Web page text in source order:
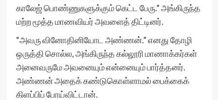
காலேஜ் பொண்ணுகளுக்கும் கெட்ட பேரு.” அங்கிருந்த
மற்ற மூத்த மாணவியர் அவளைத் திட்டினர்.
“அவரு வினோதினியோட அண்ணன்.” எனது தோழி
ஒருத்தி சொல்ல, அங்கிருந்த கல்லூரி மாணாக்கர்கள்
அனைவருமே அவனையும் என்னையும் பார்த்தனர்.
அண்ணன் அதைக் கண்டுகொள்ளாமல் பைக்கைக்
கிளப்பிப் போய்விட்டான்.